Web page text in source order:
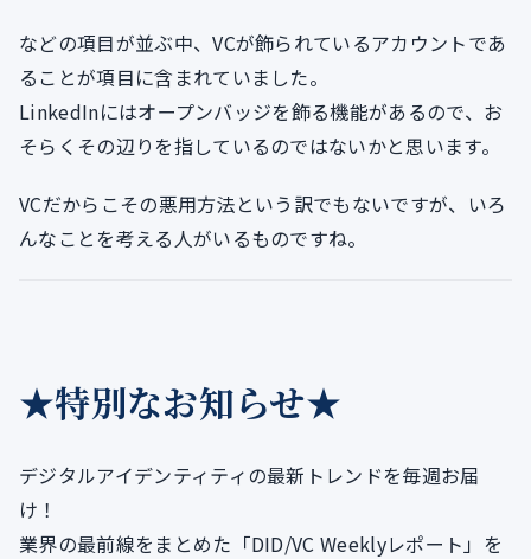
などの項目が並ぶ中、VCが飾られているアカウントであ
ることが項目に含まれていました。
LinkedInにはオープンバッジを飾る機能があるので、お
そらくその辺りを指しているのではないかと思います。
VCだからこその悪用方法という訳でもないですが、いろ
んなことを考える人がいるものですね。
★特別なお知らせ★
デジタルアイデンティティの最新トレンドを毎週お届
け！
業界の最前線をまとめた「DID/VC Weeklyレポート」を